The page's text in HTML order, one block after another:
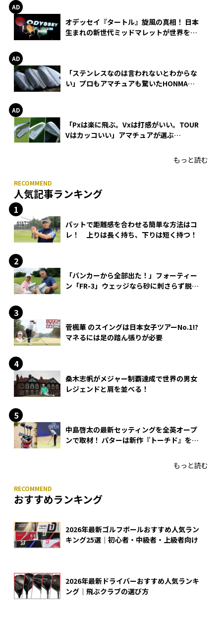
オデッセイ『タートル』旋風の真相！ 日本
生まれの新世代ミッドマレットが世界を席
「ステンレスなのは言われないとわからな
い」プロもアマチュアも驚いたHONMA
「Pxは楽に飛ぶ。Vxは打感がいい。TOUR
Vはカッコいい」アマチュアが選ぶ
もっと読む
人気記事ランキング
パットで距離感を合わせる簡単な方法はコ
レ！ 上りは長く持ち、下りは短く持つ！
「バンカーから全部出た！」フォーティー
ン「FR-3」ウェッジなら砂に刺さらず脱出
菅楓華 のスイングは日本女子ツアーNo.1!?
マネるには足の踏ん張りが必要
桑木志帆がメジャー制覇達成で世界の男女
レジェンドと肩を並べる！
中島啓太の最新セッティングを全英オープ
ンで取材！ パターは新作『トーチド』を投
もっと読む
おすすめランキング
2026年最新ゴルフボールおすすめ人気ラン
キング25選｜初心者・中級者・上級者向け
2026年最新ドライバーおすすめ人気ランキ
ング｜飛ぶクラブの選び方